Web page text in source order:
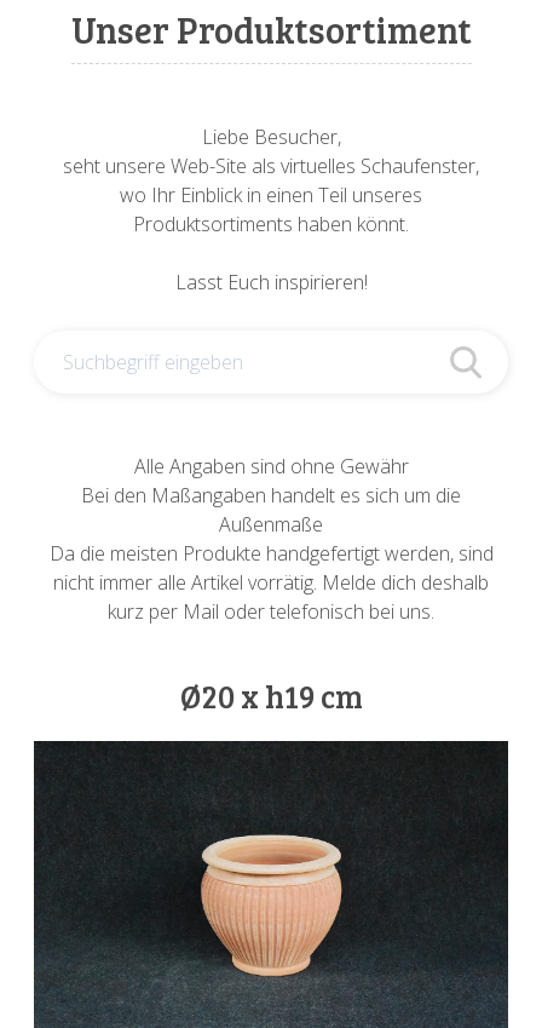
Unser Produktsortiment
Liebe Besucher,
seht unsere Web-Site als virtuelles Schaufenster,
wo Ihr Einblick in einen Teil unseres
Produktsortiments haben könnt.
Lasst Euch inspirieren!
Alle Angaben sind ohne Gewähr
Bei den Maßangaben handelt es sich um die
Außenmaße
Da die meisten Produkte handgefertigt werden, sind
nicht immer alle Artikel vorrätig. Melde dich deshalb
kurz per Mail oder telefonisch bei uns.
Ø20 x h19 cm
Sonnenuhren
Spardosen
Vögel
Vogeltränken
Verschiedene
Wandschalen
Sockel + Säulen
Tierfiguren
Meeresbewohner
Schildkröten
Schweine + Wildschweine
Verschiedene
Zwiebel- + Knoblauchtöpfe